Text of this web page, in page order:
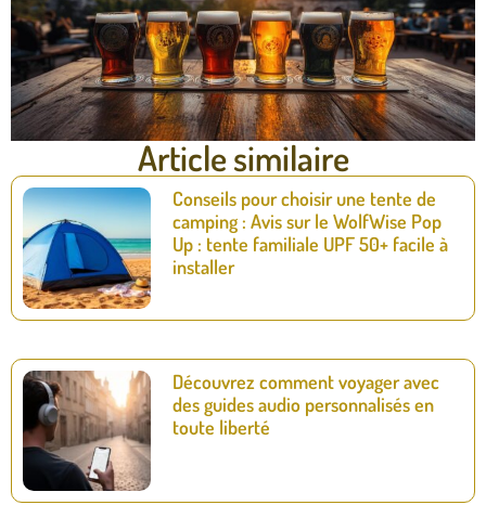
Article similaire
Conseils pour choisir une tente de
camping : Avis sur le WolfWise Pop
Up : tente familiale UPF 50+ facile à
installer
Découvrez comment voyager avec
des guides audio personnalisés en
toute liberté